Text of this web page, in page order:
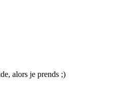
alors je prends ;)